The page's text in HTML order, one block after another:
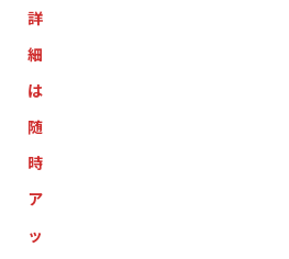
詳
細
は
随
時
ア
ッ